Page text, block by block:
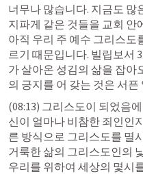
너무나 많습니다. 지금도 많
지파게 같은 것들을 교회 안
아직 우리 주 예수 그리스도
르기 때문입니다. 빌립보서
가 살아온 성김의 삶을 잡아
의 긍지를 어 갖는 것은 서픈
(08:13) 그리스도이 되었음
신이 얼마나 비참한 죄인인
른 방식으로 그리스도를 멸
거룩한 삶의 그리스도인의
우리를 위하여 세상의 몇시